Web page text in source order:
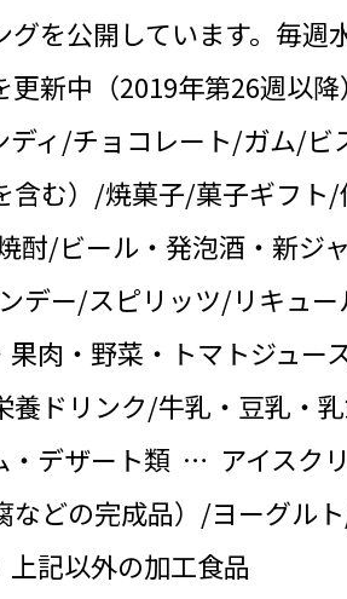
グを公開しています。毎週
新中（2019年第26週以降
ィ/チョコレート/ガム/ビ
含む）/焼菓子/菓子ギフト/
/ビール・発泡酒・新ジ
デー/スピリッツ/リキュ
肉・野菜・トマトジュー
養ドリンク/牛乳・豆乳・
デザート類 … アイスク
などの完成品）/ヨーグル
記以外の加工食品